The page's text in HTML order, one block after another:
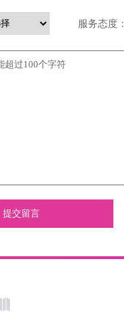
服务态度：
提交留言